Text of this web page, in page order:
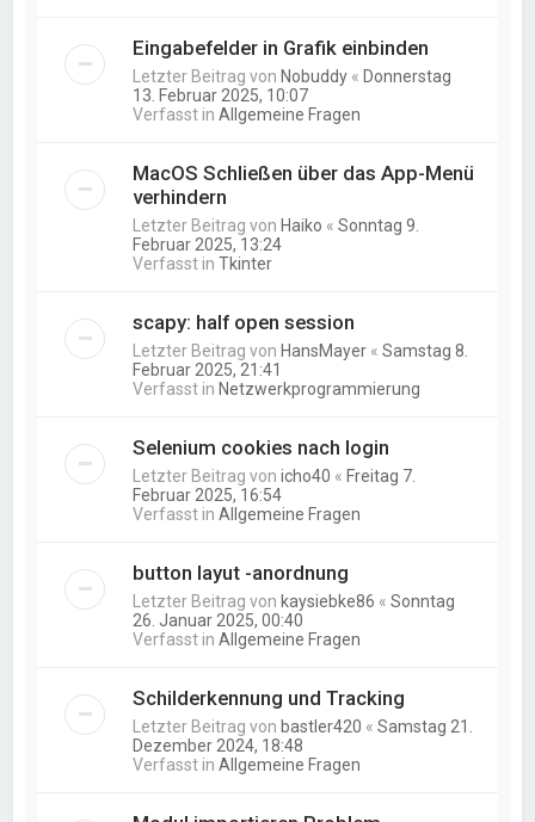
Eingabefelder in Grafik einbinden
Letzter Beitrag von Nobuddy « Donnerstag
13. Februar 2025, 10:07
Verfasst inAllgemeine Fragen
MacOS Schließen über das App-Menü
verhindern
Letzter Beitrag von Haiko «Sonntag 9.
Februar 2025, 13:24
Verfasst inTkinter
scapy: half open session
Letzter Beitrag von HansMayer «Samstag 8.
Februar 2025, 21:41
Verfasst in Netzwerkprogrammierung
Selenium cookies nach login
Letzter Beitrag vonicho40 « Freitag 7.
Februar 2025, 16:54
Verfasst inAllgemeine Fragen
button layut -anordnung
Letzter Beitrag von kaysiebke86 «Sonntag
26. Januar 2025, 00:40
Verfasst inAllgemeine Fragen
Schilderkennung und Tracking
Letzter Beitrag von bastler420 «Samstag 21.
Dezember 2024, 18:48
Verfasst inAllgemeine Fragen